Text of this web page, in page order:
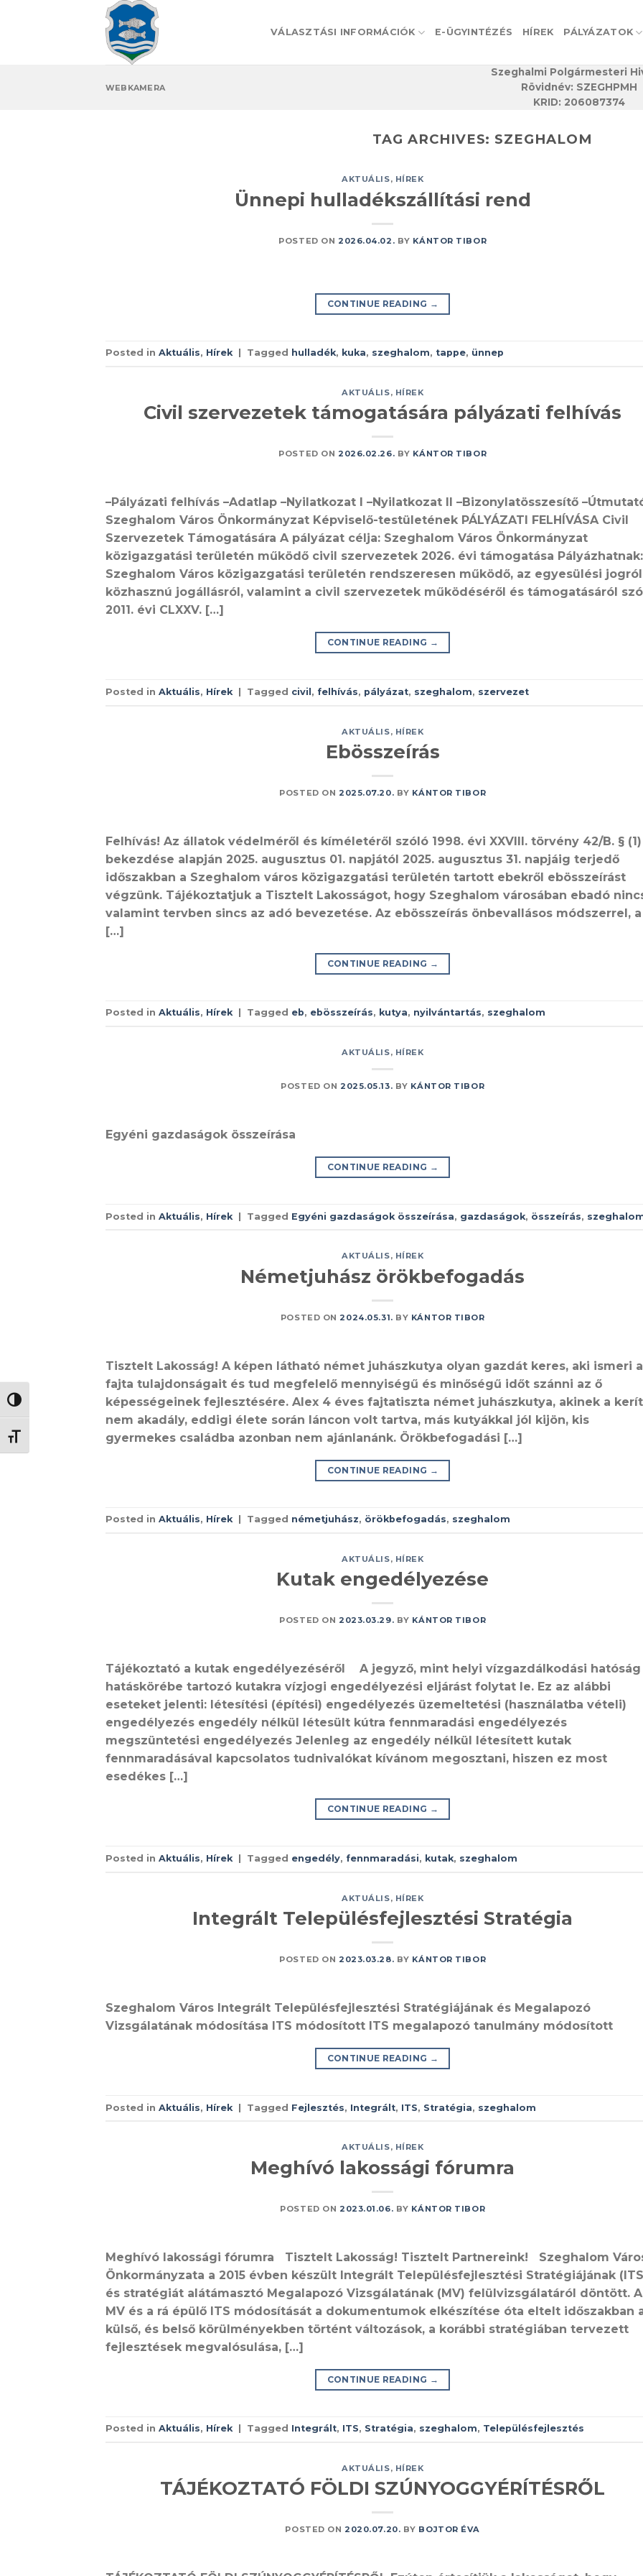
NAGY KONTRASZT VÁLTÁSA
BETŰMÉRET VÁLTÁSA
VÁLASZTÁSI INFORMÁCIÓK E-ÜGYINTÉZÉS HÍREK PÁLYÁZATOK
WEBKAMERA
Szeghalmi Polgármesteri
Rövidnév: SZEGHPMH
KRID: 206087374
TAG ARCHIVES: SZEGHALOM
AKTUÁLIS, HÍREK
Ünnepi hulladékszállítási rend
POSTED ON 2026.04.02. BY KÁNTOR TIBOR
CONTINUE READING →
Posted in Aktuális, Hírek Tagged hulladék, kuka, szeghalom, tappe, ünnep
AKTUÁLIS, HÍREK
Civil szervezetek támogatására pályázati felhívás
POSTED ON 2026.02.26. BY KÁNTOR TIBOR
–Pályázati felhívás –Adatlap –Nyilatkozat I –Nyilatkozat II –Bizonylatösszesítő
Szeghalom Város Önkormányzat Képviselő-testületének PÁLYÁZATI FELHÍVÁSA Civil
Szervezetek Támogatására A pályázat célja: Szeghalom Város Önkormányzat
közigazgatási területén működő civil szervezetek 2026. évi támogatása Pályázhatnak:
Szeghalom Város közigazgatási területén rendszeresen működő, az egyesülési
közhasznú jogállásról, valamint a civil szervezetek működéséről és támogatásáról
2011. évi CLXXV. […]
CONTINUE READING →
Posted in Aktuális, Hírek Tagged civil , felhívás, pályázat, szeghalom, szervezet
AKTUÁLIS, HÍREK
Ebösszeírás
POSTED ON 2025.07.20. BY KÁNTOR TIBOR
Felhívás! Az állatok védelméről és kíméletéről szóló 1998. évi XXVIII. törvény 42/B. § (1)
bekezdése alapján 2025. augusztus 01. napjától 2025. augusztus 31. napjáig terjedő
időszakban a Szeghalom város közigazgatási területén tartott ebekről ebösszeírást
végzünk. Tájékoztatjuk a Tisztelt Lakosságot, hogy Szeghalom városában ebadó
valamint tervben sincs az adó bevezetése. Az ebösszeírás önbevallásos módszerrel, a
[…]
CONTINUE READING →
Posted in Aktuális, Hírek Tagged eb, ebösszeírás, kutya, nyilvántartás, szeghalom
AKTUÁLIS, HÍREK
POSTED ON 2025.05.13. BY KÁNTOR TIBOR
Egyéni gazdaságok összeírása
CONTINUE READING →
Posted in Aktuális, Hírek | Tagged Egyéni gazdaságok összeírása, gazdaságok, összeírás,
AKTUÁLIS, HÍREK
Németjuhász örökbefogadás
POSTED ON 2024.05.31. BY KÁNTOR TIBOR
Tisztelt Lakosság! A képen látható német juhászkutya olyan gazdát keres, aki ismeri a
fajta tulajdonságait és tud megfelelő mennyiségű és minőségű időt szánni az ő
képességeinek fejlesztésére. Alex 4 éves fajtatiszta német juhászkutya, akinek a
nem akadály, eddigi élete során láncon volt tartva, más kutyákkal jól kijön, kis
gyermekes családba azonban nem ajánlanánk. Örökbefogadási […]
CONTINUE READING →
Posted in Aktuális, Hírek Tagged németjuhász, örökbefogadás, szeghalom
AKTUÁLIS, HÍREK
Kutak engedélyezése
POSTED ON 2023.03.29. BY KÁNTOR TIBOR
Tájékoztató a kutak engedélyezéséről A jegyző, mint helyi vízgazdálkodási hatóság
hatáskörébe tartozó kutakra vízjogi engedélyezési eljárást folytat le. Ez az alábbi
eseteket jelenti: létesítési (építési) engedélyezés üzemeltetési (használatba vételi)
engedélyezés engedély nélkül létesült kútra fennmaradási engedélyezés
megszüntetési engedélyezés Jelenleg az engedély nélkül létesített kutak
fennmaradásával kapcsolatos tudnivalókat kívánom megosztani, hiszen ez most
esedékes […]
CONTINUE READING →
Posted in Aktuális, Hírek Tagged engedély, fennmaradási, kutak, szeghalom
AKTUÁLIS, HÍREK
Integrált Településfejlesztési Stratégia
POSTED ON 2023.03.28. BY KÁNTOR TIBOR
Szeghalom Város Integrált Településfejlesztési Stratégiájának és Megalapozó
Vizsgálatának módosítása ITS módosított ITS megalapozó tanulmány módosított
CONTINUE READING →
Posted in Aktuális, Hírek | Tagged Fejlesztés, Integrált, ITS, Stratégia, szeghalom
AKTUÁLIS, HÍREK
Meghívó lakossági fórumra
POSTED ON 2023.01.06. BY KÁNTOR TIBOR
Meghívó lakossági fórumra Tisztelt Lakosság! Tisztelt Partnereink! Szeghalom
Önkormányzata a 2015 évben készült Integrált Településfejlesztési Stratégiájának
és stratégiát alátámasztó Megalapozó Vizsgálatának (MV) felülvizsgálatáról döntött.
MV és a rá épülő ITS módosítását a dokumentumok elkészítése óta eltelt időszakban
külső, és belső körülményekben történt változások, a korábbi stratégiában tervezett
fejlesztések megvalósulása, […]
CONTINUE READING →
Posted in Aktuális, Hírek Tagged Integrált, ITS, Stratégia, szeghalom, Településfejlesztés
AKTUÁLIS, HÍREK
TÁJÉKOZTATÓ FÖLDI SZÚNYOGGYÉRÍTÉSRŐL
POSTED ON 2020.07.20. BY BOJTOR ÉVA